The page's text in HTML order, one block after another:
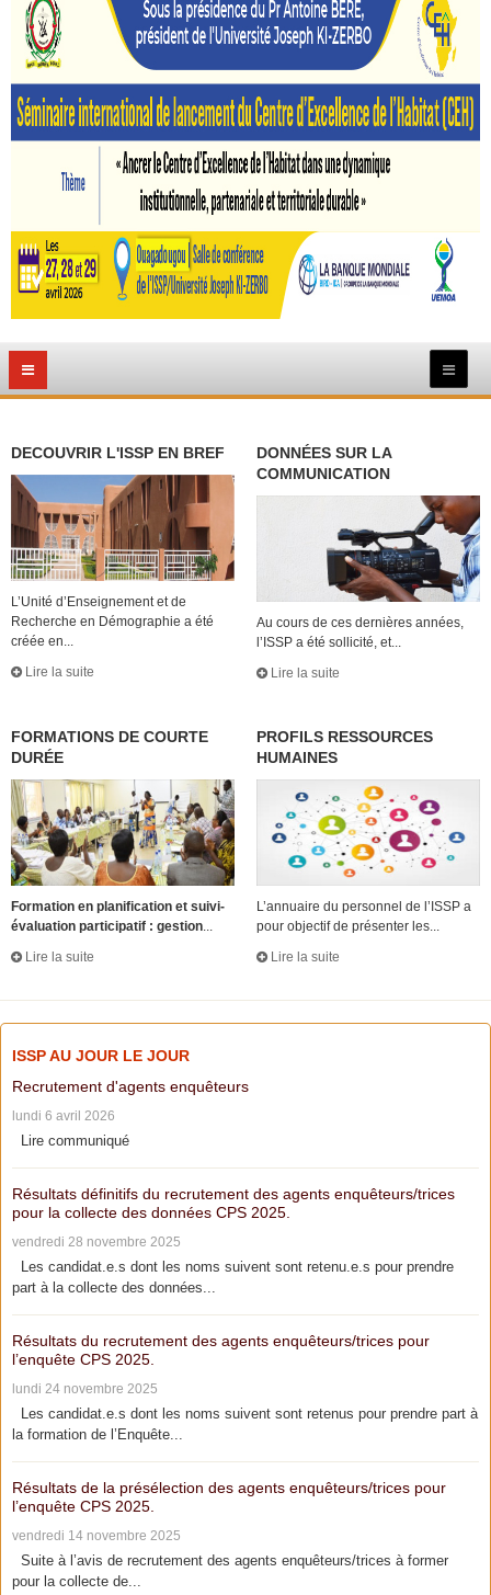
DECOUVRIR L'ISSP EN BREF
L’Unité d’Enseignement et de
Recherche en Démographie a été
créée en...
Lire la suite
DONNÉES SUR LA
COMMUNICATION
Au cours de ces dernières années,
l’ISSP a été sollicité, et...
Lire la suite
FORMATIONS DE COURTE
DURÉE
Formation en planification et suivi-
évaluation participatif : gestion...
Lire la suite
PROFILS RESSOURCES
HUMAINES
L’annuaire du personnel de l’ISSP a
pour objectif de présenter les...
Lire la suite
ISSP AU JOUR LE JOUR
Recrutement d'agents enquêteurs
lundi 6 avril 2026
Lire communiqué
Résultats définitifs du recrutement des agents enquêteurs/trices
pour la collecte des données CPS 2025.
vendredi 28 novembre 2025
Les candidat.e.s dont les noms suivent sont retenu.e.s pour prendre
part à la collecte des données...
Résultats du recrutement des agents enquêteurs/trices pour
l’enquête CPS 2025.
lundi 24 novembre 2025
Les candidat.e.s dont les noms suivent sont retenus pour prendre part à
la formation de l’Enquête...
Résultats de la présélection des agents enquêteurs/trices pour
l’enquête CPS 2025.
vendredi 14 novembre 2025
Suite à l’avis de recrutement des agents enquêteurs/trices à former
pour la collecte de...